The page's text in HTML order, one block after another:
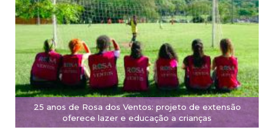
25 anos de Rosa dos Ventos: projeto de extensão
oferece lazer e educação a crianças